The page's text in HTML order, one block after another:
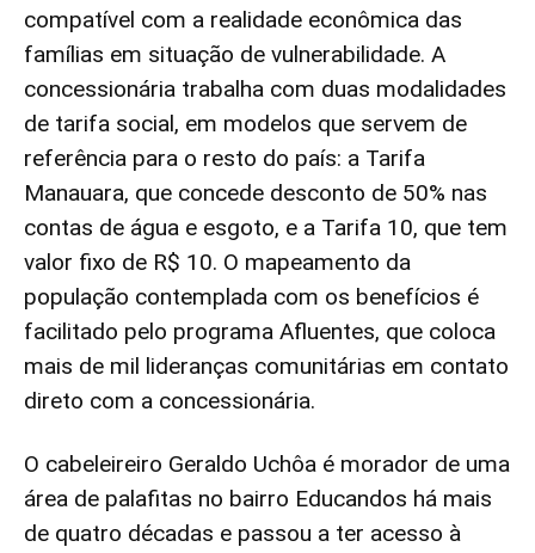
compatível com a realidade econômica das
famílias em situação de vulnerabilidade. A
concessionária trabalha com duas modalidades
de tarifa social, em modelos que servem de
referência para o resto do país: a Tarifa
Manauara, que concede desconto de 50% nas
contas de água e esgoto, e a Tarifa 10, que tem
valor fixo de R$ 10. O mapeamento da
população contemplada com os benefícios é
facilitado pelo programa Afluentes, que coloca
mais de mil lideranças comunitárias em contato
direto com a concessionária.
O cabeleireiro Geraldo Uchôa é morador de uma
área de palafitas no bairro Educandos há mais
de quatro décadas e passou a ter acesso à